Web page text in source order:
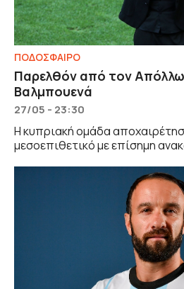
ΠΟΔΟΣΦΑΙΡΟ
Παρελθόν από τον
Βαλμπουενά
27/05 - 23:30
Η κυπριακή ομάδα
μεσοεπιθετικό με επίσημη